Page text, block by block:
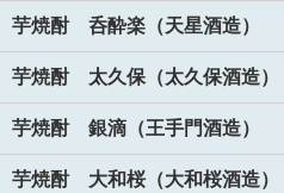
芋焼酎 呑酔楽（天星酒造）
芋焼酎 太久保（太久保酒造）
芋焼酎 銀滴（王手門酒造）
芋焼酎 大和桜（大和桜酒造）